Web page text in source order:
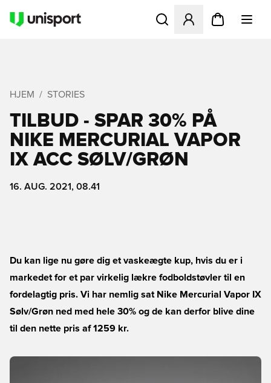
Åbner en Modal til at
HJEM STORIES
TILBUD - SPAR 30% PÅ
NIKE MERCURIAL VAPOR
IX ACC SØLV/GRØN
16. AUG. 2021, 08.41
Du kan lige nu gøre dig et vaskeægte kup, hvis du er i
markedet for et par virkelig lækre fodboldstøvler til en
fordelagtig pris. Vi har nemlig sat Nike Mercurial Vapor IX
Sølv/Grøn ned med hele 30% og de kan derfor blive dine
til den nette pris af 1259 kr.